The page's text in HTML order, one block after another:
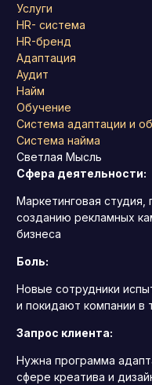
Услуги
HR- система
HR-бренд
Адаптация
Аудит
Найм
Обучение
Система адаптации и
Система найма
Светлая Мысль
Сфера деятельности:
Маркетинговая студия,
созданию рекламных
бизнеса
Боль:
Новые сотрудники
и покидают компании в
Запрос клиента:
Нужна программа
сфере креатива и